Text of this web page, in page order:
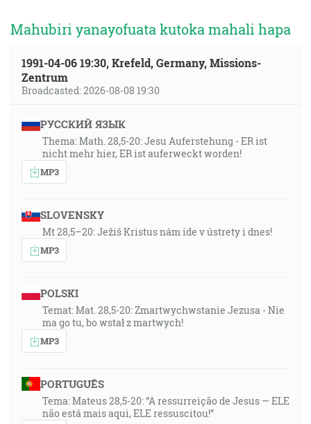
Mahubiri yanayofuata kutoka mahali hapa
1991-04-06 19:30, Krefeld, Germany, Missions-
Zentrum
Broadcasted: 2026-08-08 19:30
РУССКИЙ ЯЗЫК
Thema: Math. 28,5-20: Jesu Auferstehung - ER ist
nicht mehr hier, ER ist auferweckt worden!
MP3
SLOVENSKY
Mt 28,5–20: Ježiš Kristus nám ide v ústrety i dnes!
MP3
POLSKI
Temat: Mat. 28,5-20: Zmartwychwstanie Jezusa - Nie
ma go tu, bo wstał z martwych!
MP3
PORTUGUÊS
Tema: Mateus 28,5-20: “A ressurreição de Jesus — ELE
não está mais aqui, ELE ressuscitou!”